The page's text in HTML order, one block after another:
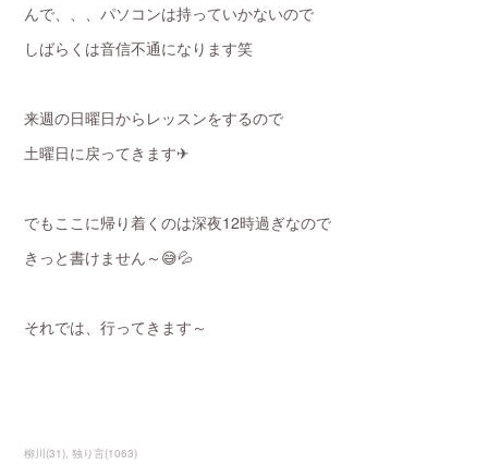
んで、、、パソコンは持っていかないので
しばらくは音信不通になります笑
来週の日曜日からレッスンをするので
土曜日に戻ってきます✈
でもここに帰り着くのは深夜12時過ぎなので
きっと書けません～😅💦
それでは、行ってきます～
柳川(31) 独り言(1063)